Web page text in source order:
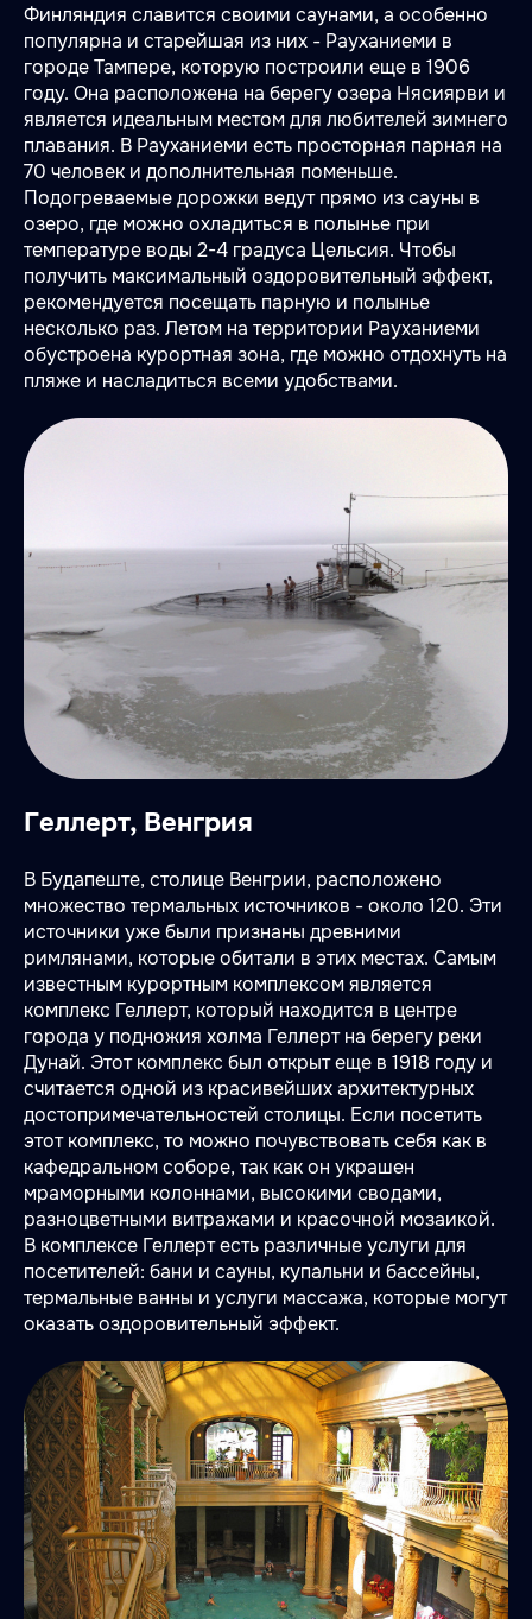
Финляндия славится своими саунами, а особенно
популярна и старейшая из них - Рауханиеми в
городе Тампере, которую построили еще в 1906
году. Она расположена на берегу озера Нясиярви и
является идеальным местом для любителей зимнего
плавания. В Рауханиеми есть просторная парная на
70 человек и дополнительная поменьше.
Подогреваемые дорожки ведут прямо из сауны в
озеро, где можно охладиться в полынье при
температуре воды 2-4 градуса Цельсия. Чтобы
получить максимальный оздоровительный эффект,
рекомендуется посещать парную и полынье
несколько раз. Летом на территории Рауханиеми
обустроена курортная зона, где можно отдохнуть на
пляже и насладиться всеми удобствами.
Геллерт, Венгрия
В Будапеште, столице Венгрии, расположено
множество термальных источников - около 120. Эти
источники уже были признаны древними
римлянами, которые обитали в этих местах. Самым
известным курортным комплексом является
комплекс Геллерт, который находится в центре
города у подножия холма Геллерт на берегу реки
Дунай. Этот комплекс был открыт еще в 1918 году и
считается одной из красивейших архитектурных
достопримечательностей столицы. Если посетить
этот комплекс, то можно почувствовать себя как в
кафедральном соборе, так как он украшен
мраморными колоннами, высокими сводами,
разноцветными витражами и красочной мозаикой.
В комплексе Геллерт есть различные услуги для
посетителей: бани и сауны, купальни и бассейны,
термальные ванны и услуги массажа, которые могут
оказать оздоровительный эффект.